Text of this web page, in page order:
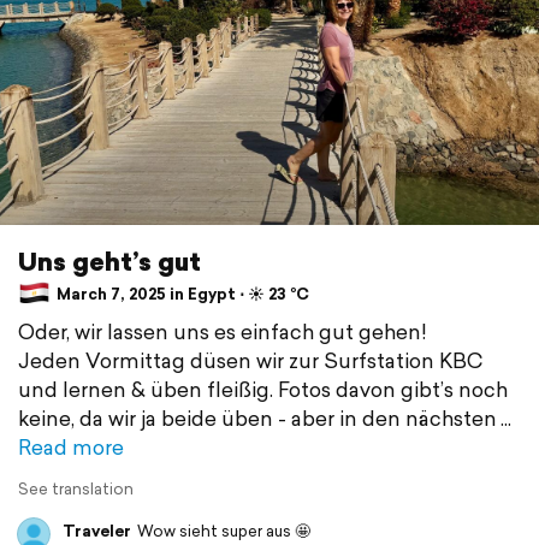
Uns geht’s gut
March 7, 2025 in Egypt ⋅ ☀️ 23 °C
Oder, wir lassen uns es einfach gut gehen!
Jeden Vormittag düsen wir zur Surfstation KBC
und lernen & üben fleißig. Fotos davon gibt’s noch
keine, da wir ja beide üben - aber in den nächsten
Read more
See translation
Traveler Wow sieht super aus 🤩